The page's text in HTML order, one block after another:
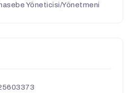
Yöneticisi/Yönetmeni